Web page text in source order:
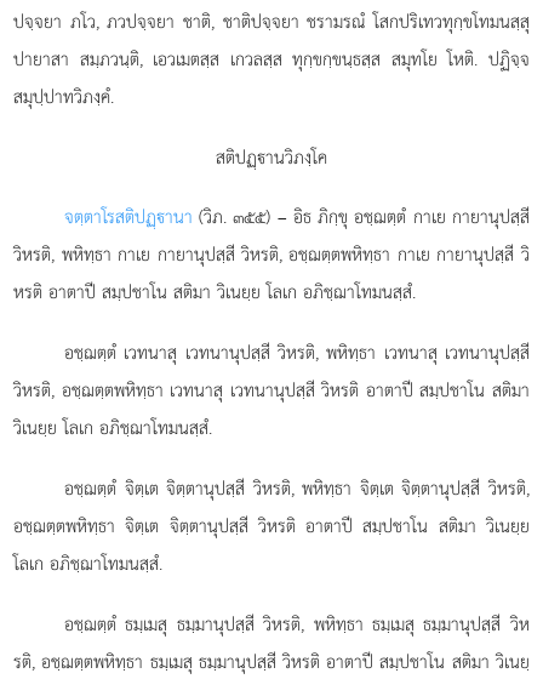
ปจฺจยา ภโว, ภวปจฺจยา ชาติ, ชาติปจฺจยา ชรามรณํ โสกปริเทวทุกฺขโทมนสฺสุ
ปายาสา สมฺภวนฺติ, เอวเมตสฺส เกวลสฺส ทุกฺขกฺขนฺธสฺส สมุทโย โหติ. ปฏิจฺจ
สมุปฺปาทวิภงฺคํ.
สติปฏฺานวิภงฺโค
จตฺตาโรสติปฏฺานา (วิภ. ๓๕๕) – อิธ ภิกฺขุ อชฺฌตฺตํ กาเย กายานุปสฺสี
วิหรติ, พหิทฺธา กาเย กายานุปสฺสี วิหรติ, อชฺฌตฺตพหิทฺธา กาเย กายานุปสฺสี วิ
หรติ อาตาปี สมฺปชาโน สติมา วิเนยฺย โลเก อภิชฺฌาโทมนสฺสํ.
อชฺฌตฺตํ เวทนาสุ เวทนานุปสฺสี วิหรติ, พหิทฺธา เวทนาสุ เวทนานุปสฺสี
วิหรติ, อชฺฌตฺตพหิทฺธา เวทนาสุ เวทนานุปสฺสี วิหรติ อาตาปี สมฺปชาโน สติมา
วิเนยฺย โลเก อภิชฺฌาโทมนสฺสํ.
อชฺฌตฺตํ จิตฺเต จิตฺตานุปสฺสี วิหรติ, พหิทฺธา จิตฺเต จิตฺตานุปสฺสี วิหรติ,
อชฺฌตฺตพหิทฺธา จิตฺเต จิตฺตานุปสฺสี วิหรติ อาตาปี สมฺปชาโน สติมา วิเนยฺย
โลเก อภิชฺฌาโทมนสฺสํ.
อชฺฌตฺตํธมฺเมสุ ธมฺมานุปสฺสี วิหรติ, พหิทฺธา ธมฺเมสุ ธมฺมานุปสฺสี วิห
รติ, อชฺฌตฺตพหิทฺธา ธมฺเมสุ ธมฺมานุปสฺสี วิหรติ อาตาปี สมฺปชาโน สติมา วิเนยฺ